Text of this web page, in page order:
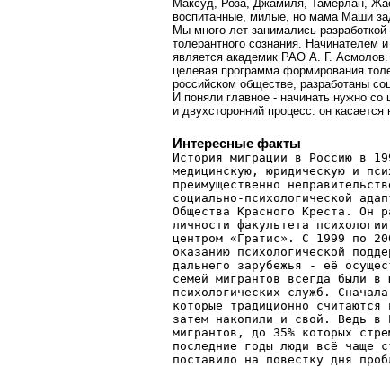
Максуд, Роза, Джамиля, Тамерлан,
воспитанные, милые, но мама Маши
Мы много лет занимались
толерантного сознания. Начинателем
является академик РАО А. Г.
целевая программа формирования
российском обществе, разработаны
И поняли главное - начинать нужно
и двухсторонний процесс: он
Интересные факты
История миграции в Россию в
медицинскую, юридическую и
преимущественно
социально-психологической
Общества Красного Креста. Он
личности факультета
центром «Гратис». С 1999 по
оказанию психологиче­ской
дальнего зарубежья - её
семей мигрантов всегда были в
психологических служб.
которые традиционно
затем накопили и свой. Ведь в
мигрантов, до 35% которых
последние годы люди всё чаще
поставило на повестку дня